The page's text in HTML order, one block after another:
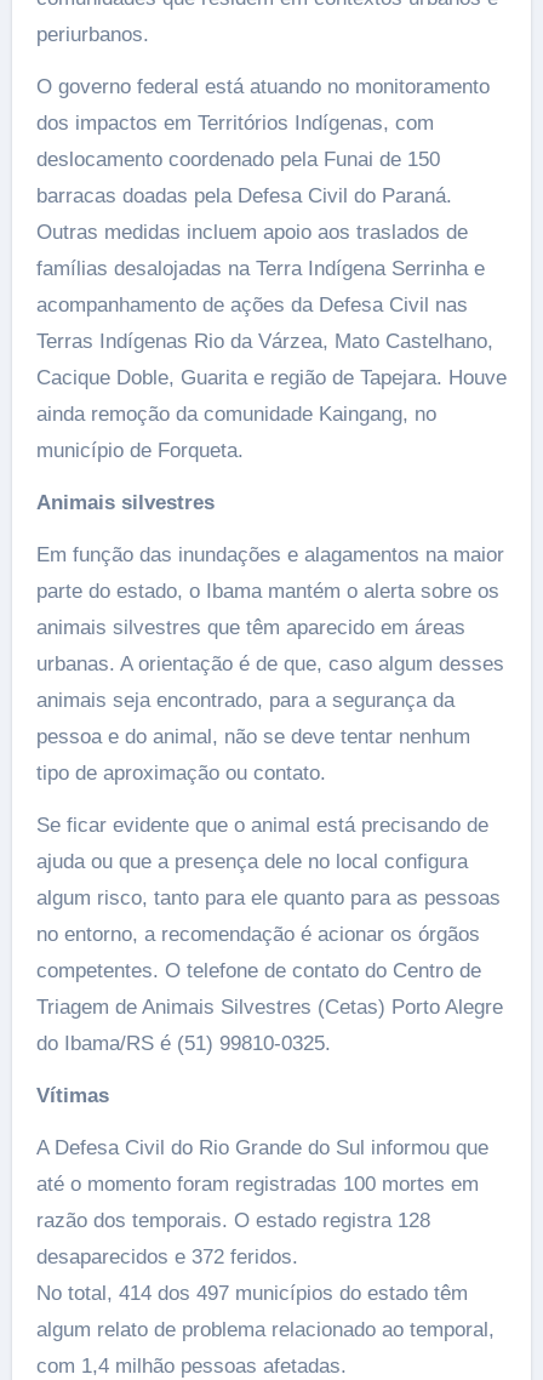
periurbanos.
O governo federal está atuando no monitoramento
dos impactos em Territórios Indígenas, com
deslocamento coordenado pela Funai de 150
barracas doadas pela Defesa Civil do Paraná.
Outras medidas incluem apoio aos traslados de
famílias desalojadas na Terra Indígena Serrinha e
acompanhamento de ações da Defesa Civil nas
Terras Indígenas Rio da Várzea, Mato Castelhano,
Cacique Doble, Guarita e região de Tapejara. Houve
ainda remoção da comunidade Kaingang, no
município de Forqueta.
Animais silvestres
Em função das inundações e alagamentos na maior
parte do estado, o Ibama mantém o alerta sobre os
animais silvestres que têm aparecido em áreas
urbanas. A orientação é de que, caso algum desses
animais seja encontrado, para a segurança da
pessoa e do animal, não se deve tentar nenhum
tipo de aproximação ou contato.
Se ficar evidente que o animal está precisando de
ajuda ou que a presença dele no local configura
algum risco, tanto para ele quanto para as pessoas
no entorno, a recomendação é acionar os órgãos
competentes. O telefone de contato do Centro de
Triagem de Animais Silvestres (Cetas) Porto Alegre
do Ibama/RS é (51) 99810-0325.
Vítimas
A Defesa Civil do Rio Grande do Sul informou que
até o momento foram registradas 100 mortes em
razão dos temporais. O estado registra 128
desaparecidos e 372 feridos.
No total, 414 dos 497 municípios do estado têm
algum relato de problema relacionado ao temporal,
com 1,4 milhão pessoas afetadas.